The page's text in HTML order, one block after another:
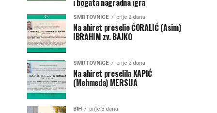
i bogata nagradna igra
SMRTOVNICE prije 2 dana
Na ahiret preselio ĆORALIĆ (Asim)
IBRAHIM zv. BAJKO
SMRTOVNICE prije 2 dana
Na ahiret preselila KAPIĆ
(Mehmeda) MERSIJA
BIH prije 3 dana